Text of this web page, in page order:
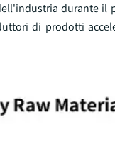
durante il
di prodotti